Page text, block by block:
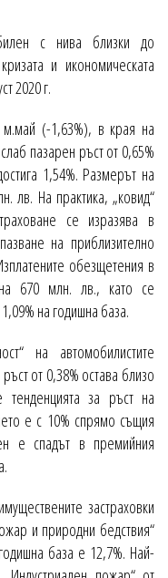
с нива близки до
и икономическата
2020 г.
(-1,63%), в края на
пазарен ръст от 0,65%
1,54%. Размерът на
лв. На практика, „ковид“
се изразява в
на приблизително
обезщетения в
670 млн. лв., като се
на годишна база.
на автомобилистите
от 0,38% остава близо
за ръст на
е с 10% спрямо същия
е спадът в премийния
застраховки
и природни бедствия“
база е 12,7%. Най-